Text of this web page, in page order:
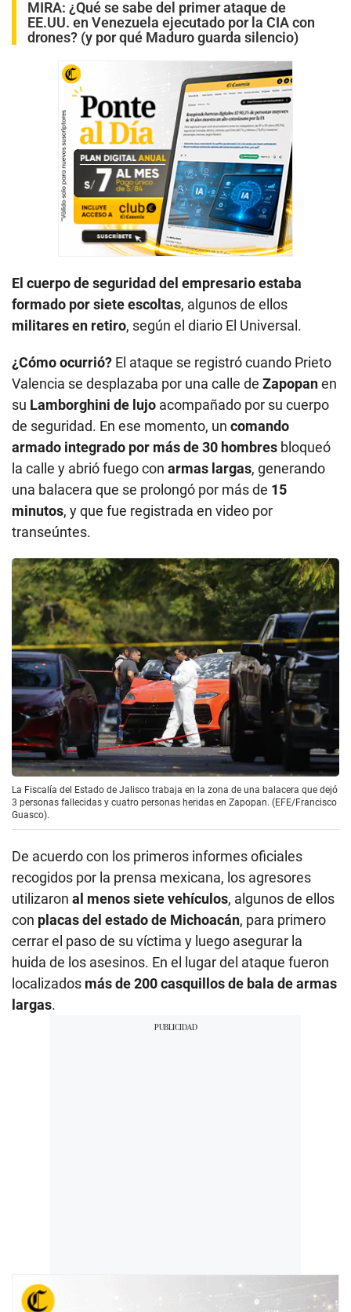
MIRA: ¿Qué se sabe del primer ataque de
EE.UU. en Venezuela ejecutado por la CIA con
drones? (y por qué Maduro guarda silencio)
El cuerpo de seguridad del empresario estaba
formado por siete escoltas, algunos de ellos
militares en retiro, según el diario El Universal.
¿Cómo ocurrió? El ataque se registró cuando Prieto
Valencia se desplazaba por una calle de Zapopanen
su Lamborghini de lujo acompañado por su cuerpo
de seguridad. En ese momento, un comando
armado integrado por más de 30 hombres bloqueó
la calle y abrió fuego con armas largas, generando
una balacera que se prolongó por más de 15
minutos, y que fue registrada en video por
transeúntes.
La Fiscalía del Estado de Jalisco trabaja en la zona de una balacera que dejó
3 personas fallecidas y cuatro personas heridas en Zapopan. (EFE/Francisco
Guasco).
De acuerdo con los primeros informes oficiales
recogidos por la prensa mexicana, los agresores
utilizaron al menos siete vehículos, algunos de ellos
con placas del estado de Michoacán, para primero
cerrar el paso de su víctima y luego asegurar la
huida de los asesinos. En el lugar del ataque fueron
localizados más de 200 casquillos de bala de armas
largas.